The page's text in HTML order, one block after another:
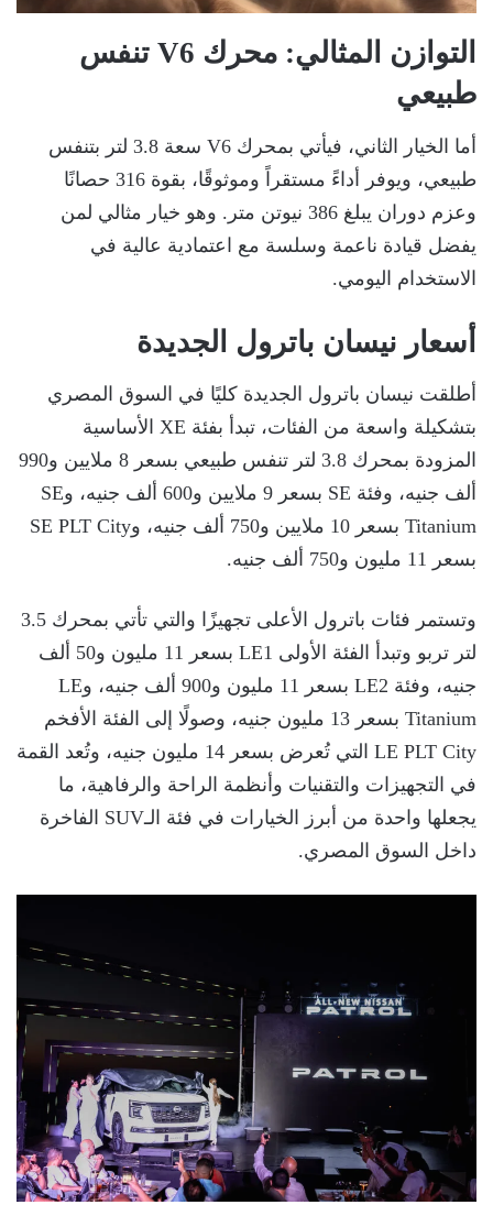
التوازن المثالي: محرك V6 تنفس
طبيعي
أما الخيار الثاني، فيأتي بمحرك V6 سعة 3.8 لتر بتنفس
طبيعي، ويوفر أداءً مستقراً وموثوقًا، بقوة 316 حصانًا
وعزم دوران يبلغ 386 نيوتن متر. وهو خيار مثالي لمن
يفضل قيادة ناعمة وسلسة مع اعتمادية عالية في
الاستخدام اليومي.
أسعار نيسان باترول الجديدة
أطلقت نيسان باترول الجديدة كليًا في السوق المصري
بتشكيلة واسعة من الفئات، تبدأ بفئة XE الأساسية
المزودة بمحرك 3.8 لتر تنفس طبيعي بسعر 8 ملايين و990
ألف جنيه، وفئة SE بسعر 9 ملايين و600 ألف جنيه، وSE
Titanium بسعر 10 ملايين و750 ألف جنيه، وSE PLT City
بسعر 11 مليون و750 ألف جنيه.
وتستمر فئات باترول الأعلى تجهيزًا والتي تأتي بمحرك 3.5
لتر تربو وتبدأ الفئة الأولى LE1 بسعر 11 مليون و50 ألف
جنيه، وفئة LE2 بسعر 11 مليون و900 ألف جنيه، وLE
Titanium بسعر 13 مليون جنيه، وصولًا إلى الفئة الأفخم
LE PLT City التي تُعرض بسعر 14 مليون جنيه، وتُعد القمة
في التجهيزات والتقنيات وأنظمة الراحة والرفاهية، ما
يجعلها واحدة من أبرز الخيارات في فئة الـSUV الفاخرة
داخل السوق المصري.